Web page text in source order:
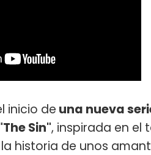
inicio de una nueva
Sin", inspirada en el
historia de unos